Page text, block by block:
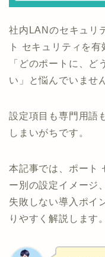
社内LANのセキュリ
ト セキュリティを
「どのポートに、ど
い」と悩んでいませ
設定項目も専門用語
しまいがちです。
本記事では、ポート
ー別の設定イメージ
失敗しない導入ポイ
りやすく解説します。